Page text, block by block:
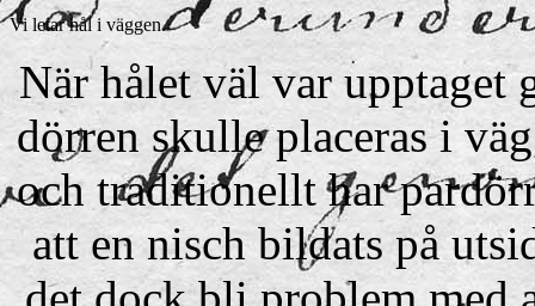
Vi letar hål i väggen.
När hålet väl var
dörren skulle placeras i
och traditionellt har
att en nisch bildats på